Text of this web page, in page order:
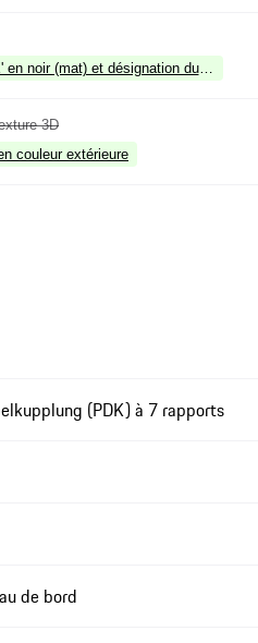
en noir (mat) et désignation du modèle
3D
couleur extérieure
(PDK) à 7 rapports
de bord